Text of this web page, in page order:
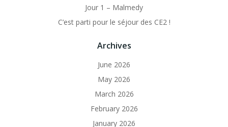
Jour 1 – Malmedy
C’est parti pour le séjour des CE2 !
Archives
June 2026
May 2026
March 2026
February 2026
January 2026